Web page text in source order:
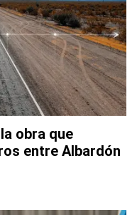
obra que
entre Albardón